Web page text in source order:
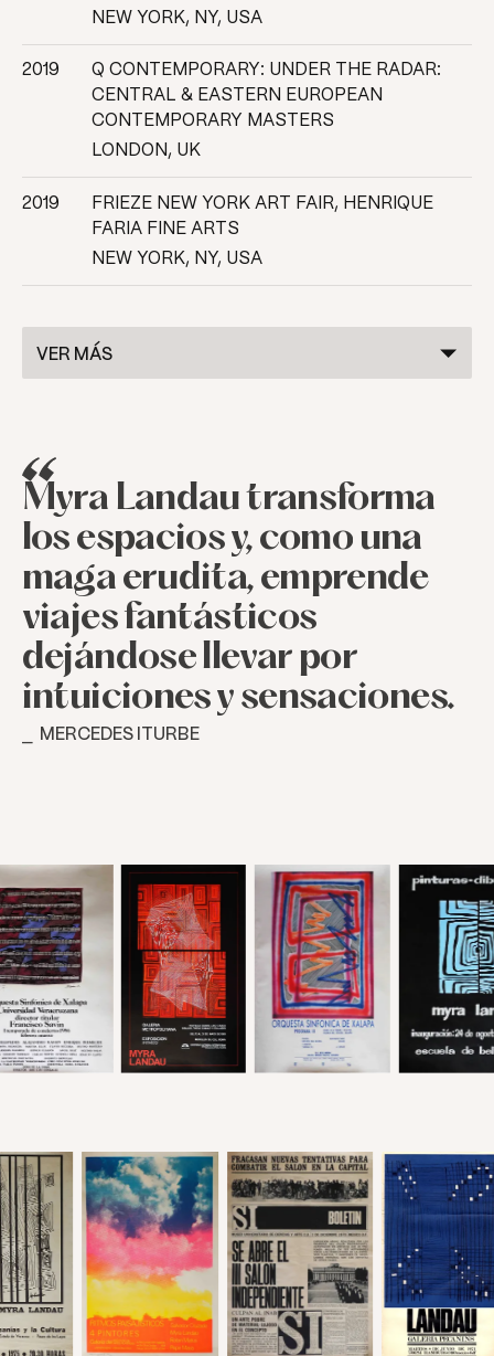
NEW YORK, NY, USA
2019
Q CONTEMPORARY: UNDER THE RADAR:
CENTRAL & EASTERN EUROPEAN
CONTEMPORARY MASTERS
LONDON, UK
2019
FRIEZE NEW YORK ART FAIR, HENRIQUE
FARIA FINE ARTS
NEW YORK, NY, USA
VER MÁS
Myra Landautransforma
los espaciosy, como una
maga erudita, emprende
viajesfantásticos
dejándosellevar por
intuicionesy sensaciones.
⎯ MERCEDES ITURBE